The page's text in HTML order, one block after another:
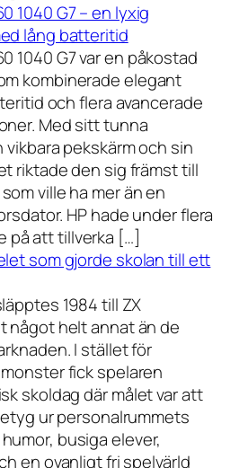
1040 G7 – en lyxig
lång batteritid
1040 G7 var en påkostad
kombinerade elegant
och flera avancerade
Med sitt tunna
pekskärm och sin
riktade den sig främst till
ville ha mer än en
HP hade under flera
på att tillverka […]
som gjorde skolan till ett
1984 till ZX
något helt annat än de
I stället för
fick spelaren
skoldag där målet var att
ur personalrummets
busiga elever,
en ovanligt fri spelvärld